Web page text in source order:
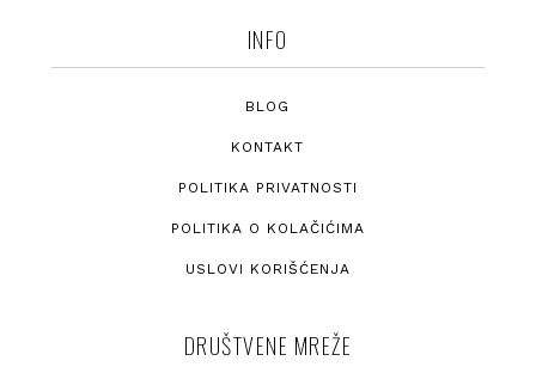
INFO
BLOG
KONTAKT
POLITIKA PRIVATNOSTI
POLITIKA O KOLAČIĆIMA
USLOVI KORIŠĆENJA
DRUŠTVENE MREŽE